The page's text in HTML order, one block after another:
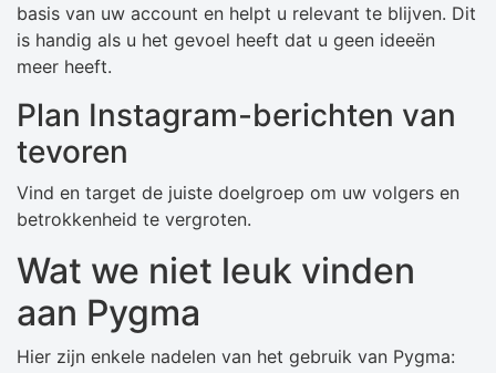
basis van uw account en helpt u relevant te blijven. Dit
is handig als u het gevoel heeft dat u geen ideeën
meer heeft.
Plan Instagram-berichten van
tevoren
Vind en target de juiste doelgroep om uw volgers en
betrokkenheid te vergroten.
Wat we niet leuk vinden
aan Pygma
Hier zijn enkele nadelen van het gebruik van Pygma: